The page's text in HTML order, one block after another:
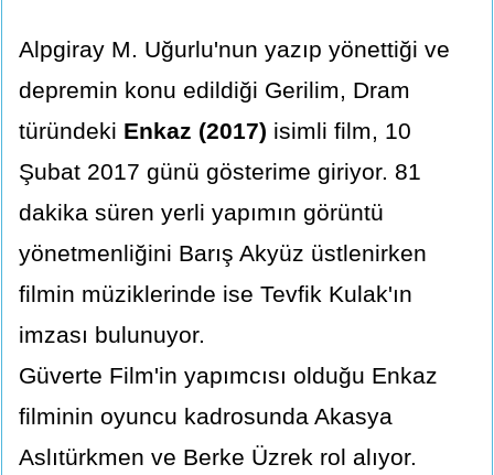
Alpgiray M. Uğurlu'nun yazıp yönettiği ve
depremin konu edildiği Gerilim, Dram
türündeki Enkaz (2017) isimli film, 10
Şubat 2017 günü gösterime giriyor. 81
dakika süren yerli yapımın görüntü
yönetmenliğini Barış Akyüz üstlenirken
filmin müziklerinde ise Tevfik Kulak'ın
imzası bulunuyor.
Güverte Film'in yapımcısı olduğu Enkaz
filminin oyuncu kadrosunda Akasya
Aslıtürkmen ve Berke Üzrek rol alıyor.